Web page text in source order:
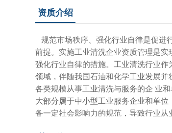
资质介绍
规范市场秩序、强化行业自律是促进
前提。实施工业清洗企业资质管理是实
强化行业自律的措施。工业清洗行业作
领域，伴随我国石油和化学工业发展并
各类规模从事工业清洗与服务的企 业
大部分属于中小型工业服务企业和单
备一定社会影响力的规范，导致行业从